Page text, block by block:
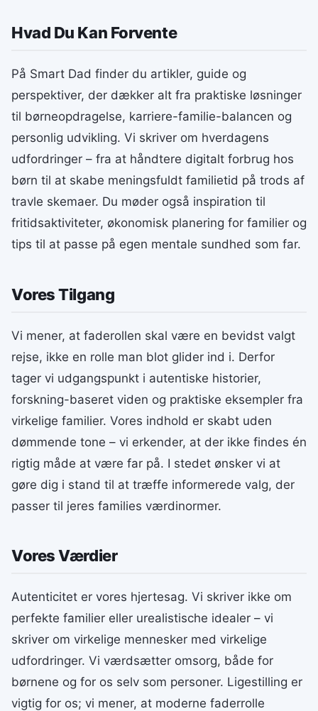
Hvad Du Kan Forvente
På Smart Dad finder du artikler, guide og
perspektiver, der dækker alt fra praktiske løsninger
til børneopdragelse, karriere-familie-balancen og
personlig udvikling. Vi skriver om hverdagens
udfordringer – fra at håndtere digitalt forbrug hos
børn til at skabe meningsfuldt familietid på trods af
travle skemaer. Du møder også inspiration til
fritidsaktiviteter, økonomisk planering for familier og
tips til at passe på egen mentale sundhed som far.
Vores Tilgang
Vi mener, at faderollen skal være en bevidst valgt
rejse, ikke en rolle man blot glider ind i. Derfor
tager vi udgangspunkt i autentiske historier,
forskning-baseret viden og praktiske eksempler fra
virkelige familier. Vores indhold er skabt uden
dømmende tone – vi erkender, at der ikke findes én
rigtig måde at være far på. I stedet ønsker vi at
gøre dig i stand til at træffe informerede valg, der
passer til jeres families værdinormer.
Vores Værdier
Autenticitet er vores hjertesag. Vi skriver ikke om
perfekte familier eller urealistische idealer – vi
skriver om virkelige mennesker med virkelige
udfordringer. Vi værdsætter omsorg, både for
børnene og for os selv som personer. Ligestilling er
vigtig for os; vi mener, at moderne faderrolle